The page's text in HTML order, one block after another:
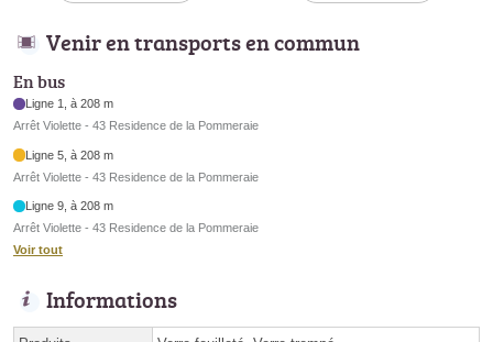
Venir en transports en commun
En bus
Ligne 1, à 208 m
Arrêt Violette - 43 Residence de la Pommeraie
Ligne 5, à 208 m
Arrêt Violette - 43 Residence de la Pommeraie
Ligne 9, à 208 m
Arrêt Violette - 43 Residence de la Pommeraie
Voir tout
Informations